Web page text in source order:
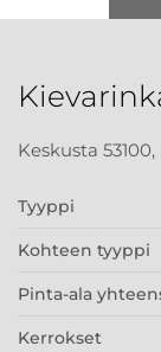
Keskusta
Tyyppi
Kohteen tyyppi
Pinta-ala
Kerrokset